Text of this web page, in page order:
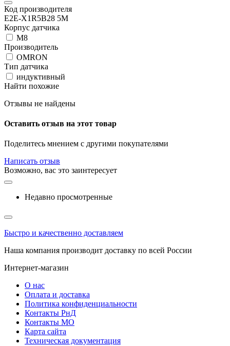
Код производителя
E2E-X1R5B28 5M
Корпус датчика
М8
Производитель
OMRON
Тип датчика
индуктивный
Найти похожие
Отзывы не найдены
Оставить отзыв на этот товар
Поделитесь мнением с другими покупателями
Написать отзыв
Возможно, вас это заинтересует
Недавно просмотренные
Быстро и качественно доставляем
Наша компания производит доставку по всей России
Интернет-магазин
О нас
Оплата и доставка
Политика конфиденциальности
Контакты РнД
Контакты МО
Карта сайта
Техническая документация